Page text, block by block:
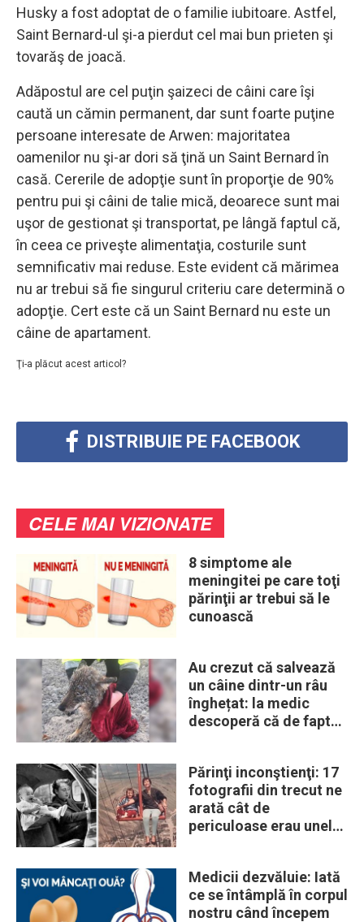
Husky a fost adoptat de o familie iubitoare. Astfel,
Saint Bernard-ul şi-a pierdut cel mai bun prieten şi
tovarăş de joacă.
Adăpostul are cel puţin şaizeci de câini care îşi
caută un cămin permanent, dar sunt foarte puţine
persoane interesate de Arwen: majoritatea
oamenilor nu şi-ar dori să ţină un Saint Bernard în
casă. Cererile de adopţie sunt în proporţie de 90%
pentru pui şi câini de talie mică, deoarece sunt mai
uşor de gestionat şi transportat, pe lângă faptul că,
în ceea ce priveşte alimentaţia, costurile sunt
semnificativ mai reduse. Este evident că mărimea
nu ar trebui să fie singurul criteriu care determină o
adopţie. Cert este că un Saint Bernard nu este un
câine de apartament.
Ţi-a plăcut acest articol?
DISTRIBUIE PE FACEBOOK
CELE MAI VIZIONATE
8 simptome ale
meningitei pe care toţi
părinţii ar trebui să le
cunoască
Au crezut că salvează
un câine dintr-un râu
înghețat: la medic
descoperă că de fapt
Părinţi inconştienţi: 17
fotografii din trecut ne
arată cât de
periculoase erau unele
Medicii dezvăluie: Iată
ce se întâmplă în corpul
nostru când începem